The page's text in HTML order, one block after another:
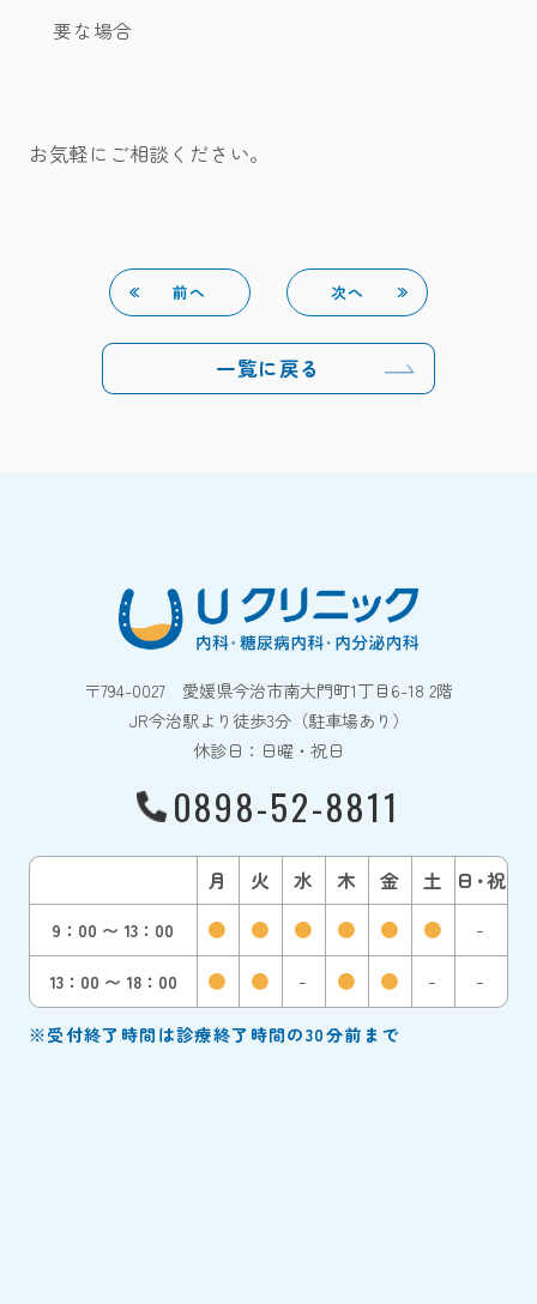
要な場合
お気軽にご相談ください。
前へ
一覧に戻る
次へ
〒794-0027 愛媛県今治市南大門町1丁目6-18 2階
JR今治駅より徒歩3分（駐車場あり）
休診日：日曜・祝日
0898-52-8811
月 火 水 木 金 土 日・祝
9：00 〜 13：00 ● ● ● ● ● ● -
13：00 〜 18：00 ● ● - ● ● - -
※受付終了時間は診療終了時間の30分前まで